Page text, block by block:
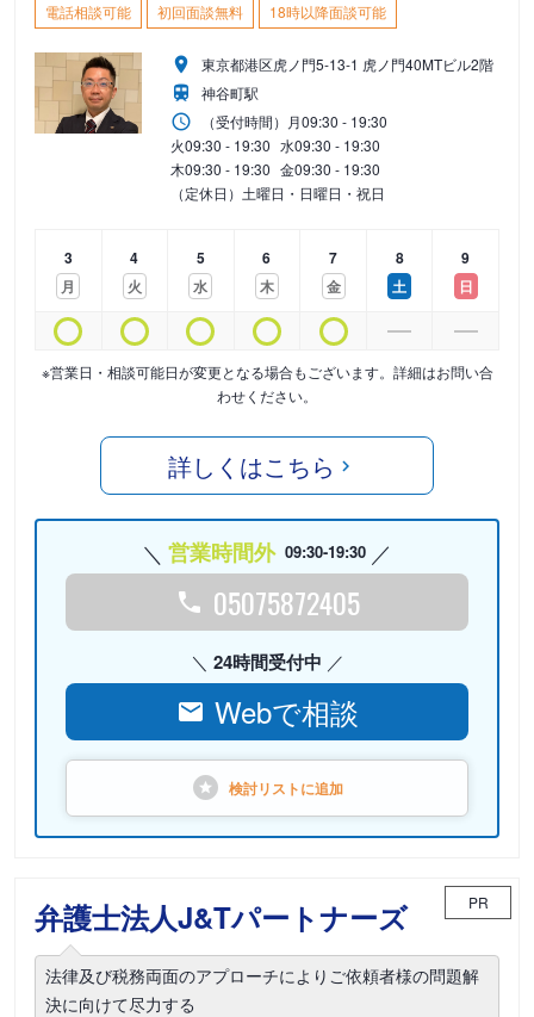
電話相談可能 初回面談無料 18時以降面談可能
東京都港区虎ノ門5-13-1 虎ノ門40MTビル2階
神谷町駅
（受付時間） 月09:30 - 19:30
火09:30 - 19:30 水09:30 - 19:30
木09:30 - 19:30 金09:30 - 19:30
（定休日）土曜日・日曜日・祝日
3
月
4
火
5
水
6
木
7
金
8
土
9
日
※営業日・相談可能日が変更となる場合もございます。詳細はお問い合
わせください。
詳しくはこちら
営業時間外 09:30-19:30
05075872405
24時間受付中
Webで相談
検討リストに追加
弁護士法人J&Tパートナーズ PR
法律及び税務両面のアプローチによりご依頼者様の問題解
決に向けて尽力する